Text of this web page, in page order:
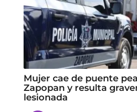
Mujer cae de puente
Zapopan y resulta
lesionada